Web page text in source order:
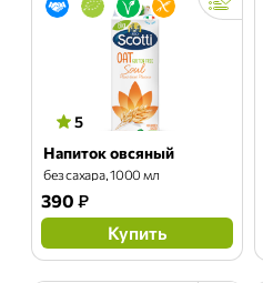
5
Напиток овсяный
без сахара, 1000 мл
390 ₽
Купить